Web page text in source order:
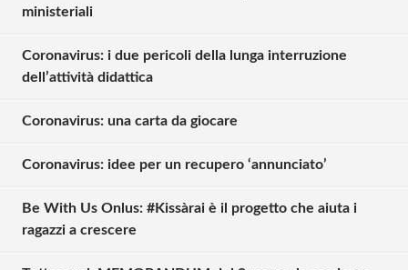
ministeriali
Coronavirus: i due pericoli della lunga interruzione
dell’attività didattica
Coronavirus: una carta da giocare
Coronavirus: idee per un recupero ‘annunciato’
Be With Us Onlus: #Kissàrai è il progetto che aiuta i
ragazzi a crescere